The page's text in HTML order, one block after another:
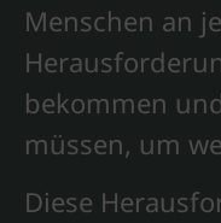
Menschen an
bekommen
müssen, um
Diese